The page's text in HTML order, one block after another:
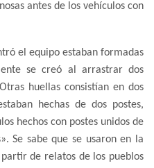
antes de los vehículos con
el equipo estaban formadas
se creó al arrastrar dos
huellas consistían en dos
hechas de dos postes,
hechos con postes unidos de
Se sabe que se usaron en la
de relatos de los pueblos